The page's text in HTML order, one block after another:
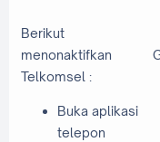
Berikut
menonaktifkan
Telkomsel :
Buka aplikasi
telepon